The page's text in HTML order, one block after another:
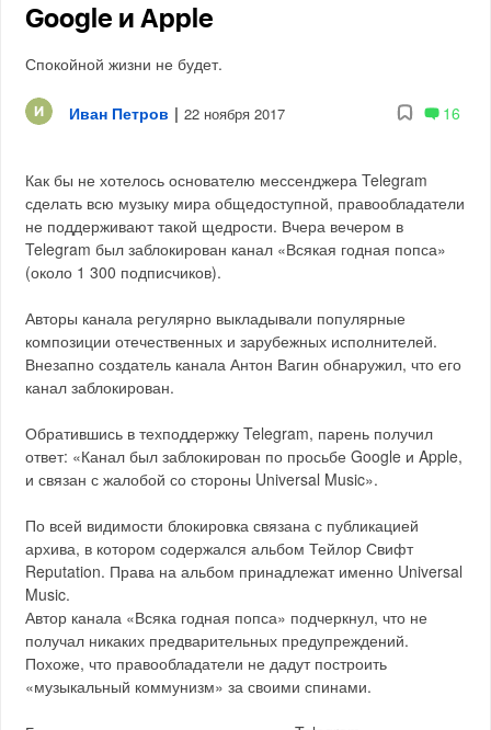
Google и Apple
Спокойной жизни не будет.
Иван Петров | 22 ноября 2017 16
Как бы не хотелось основателю мессенджера Telegram
сделать всю музыку мира общедоступной, правообладатели
не поддерживают такой щедрости. Вчера вечером в
Telegram был заблокирован канал «Всякая годная попса»
(около 1 300 подписчиков).
Авторы канала регулярно выкладывали популярные
композиции отечественных и зарубежных исполнителей.
Внезапно создатель канала Антон Вагин обнаружил, что его
канал заблокирован.
Обратившись в техподдержку Telegram, парень получил
ответ: «Канал был заблокирован по просьбе Google и Apple,
и связан с жалобой со стороны Universal Music».
По всей видимости блокировка связана с публикацией
архива, в котором содержался альбом Тейлор Свифт
Reputation. Права на альбом принадлежат именно Universal
Music.
Автор канала «Всяка годная попса» подчеркнул, что не
получал никаких предварительных предупреждений.
Похоже, что правообладатели не дадут построить
«музыкальный коммунизм» за своими спинами.